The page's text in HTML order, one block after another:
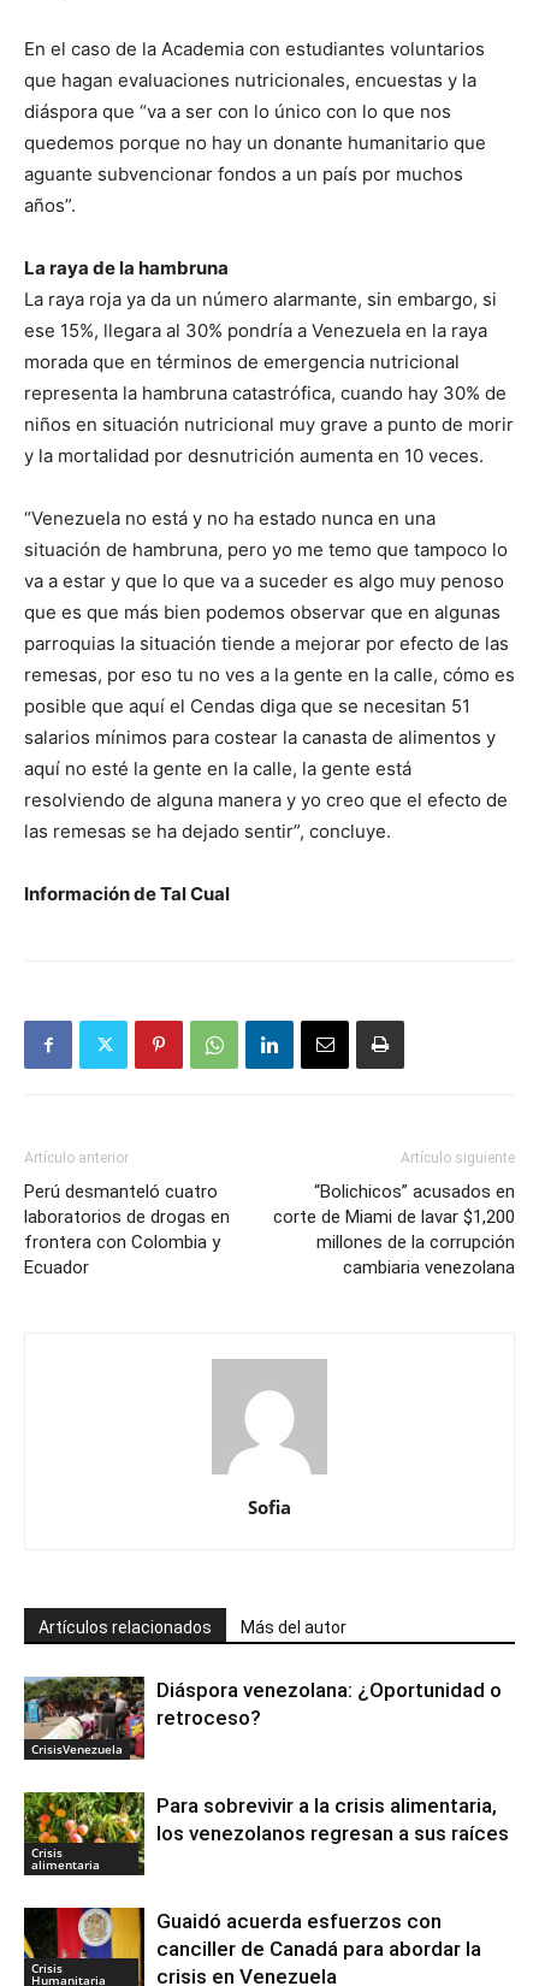
En el caso de la Academia con estudiantes voluntarios
que hagan evaluaciones nutricionales, encuestas y la
diáspora que “va a ser con lo único con lo que nos
quedemos porque no hay un donante humanitario que
aguante subvencionar fondos a un país por muchos
años”.
La raya de la hambruna
La raya roja ya da un número alarmante, sin embargo, si
ese 15%, llegara al 30% pondría a Venezuela en la raya
morada que en términos de emergencia nutricional
representa la hambruna catastrófica, cuando hay 30% de
niños en situación nutricional muy grave a punto de morir
y la mortalidad por desnutrición aumenta en 10 veces.
“Venezuela no está y no ha estado nunca en una
situación de hambruna, pero yo me temo que tampoco lo
va a estar y que lo que va a suceder es algo muy penoso
que es que más bien podemos observar que en algunas
parroquias la situación tiende a mejorar por efecto de las
remesas, por eso tu no ves a la gente en la calle, cómo es
posible que aquí el Cendas diga que se necesitan 51
salarios mínimos para costear la canasta de alimentos y
aquí no esté la gente en la calle, la gente está
resolviendo de alguna manera y yo creo que el efecto de
las remesas se ha dejado sentir”, concluye.
Información de Tal Cual
Artículo anterior
Perú desmanteló cuatro
laboratorios de drogas en
frontera con Colombia y
Ecuador
Artículo siguiente
“Bolichicos” acusados en
corte de Miami de lavar $1,200
millones de la corrupción
cambiaria venezolana
Sofia
Artículos relacionados Más del autor
CrisisVenezuela
Diáspora venezolana: ¿Oportunidad o
retroceso?
Crisis
alimentaria
Para sobrevivir a la crisis alimentaria,
los venezolanos regresan a sus raíces
Crisis
Humanitaria
Guaidó acuerda esfuerzos con
canciller de Canadá para abordar la
crisis en Venezuela